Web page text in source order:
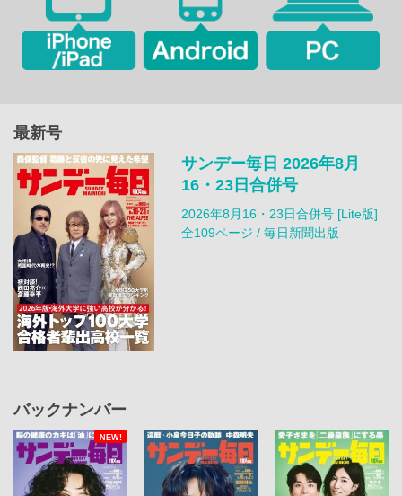
最新号
サンデー毎日 2026年8月
16・23日合併号
2026年8月16・23日合併号 [Lite版]
全109ページ / 毎日新聞出版
バックナンバー
NEW!